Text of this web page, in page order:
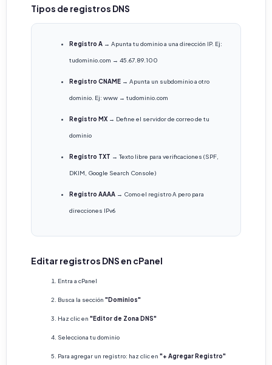
Tipos de registros DNS
Registro A → Apunta tu dominio a una dirección IP. Ej:
tudominio.com → 45.67.89.100
Registro CNAME → Apunta un subdominio a otro
dominio. Ej: www → tudominio.com
Registro MX → Define el servidor de correo de tu
dominio
Registro TXT → Texto libre para verificaciones (SPF,
DKIM, Google Search Console)
Registro AAAA → Como el registro A pero para
direcciones IPv6
Editar registros DNS en cPanel
Entra a cPanel
Busca la sección "Dominios"
Haz clic en "Editor de Zona DNS"
Selecciona tu dominio
Para agregar un registro: haz clic en "+ Agregar Registro"